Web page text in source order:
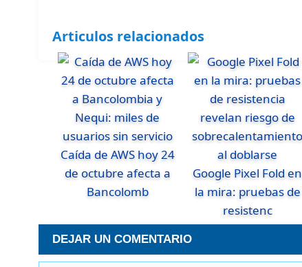
Articulos relacionados
Caída de AWS hoy 24
de octubre afecta a
Bancolomb
Google Pixel Fold en
la mira: pruebas de
resistenc
DEJAR UN COMENTARIO